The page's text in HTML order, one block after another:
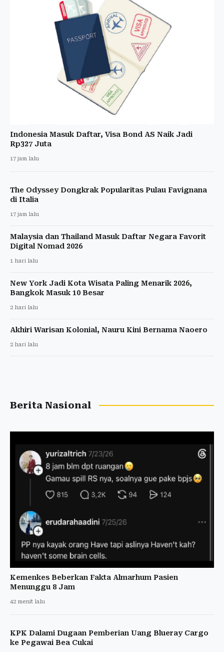
Indonesia Masuk Daftar, Visa Bond AS Naik Jadi
Rp327 Juta
17 jam lalu
The Odyssey Dongkrak Popularitas Pulau Favignana
di Italia
17 jam lalu
Malaysia dan Thailand Masuk Daftar Negara Favorit
Digital Nomad 2026
1 hari lalu
New York Jadi Kota Wisata Paling Menarik 2026,
Bangkok Masuk 10 Besar
2 hari lalu
Akhiri Warisan Kolonial, Nauru Kini Bernama Naoero
2 hari lalu
Berita Nasional
Kemenkes Beberkan Fakta Almarhum Pasien
Menunggu 8 Jam
42 menit lalu
KPK Dalami Dugaan Pemberian Uang Blueray Cargo
ke Pegawai Bea Cukai